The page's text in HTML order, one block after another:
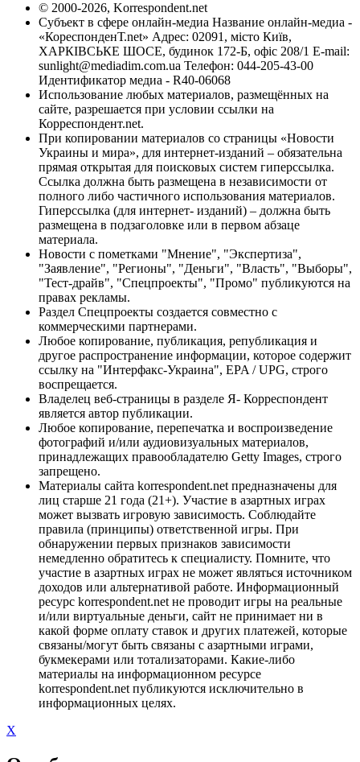
© 2000-2026, Korrespondent.net
Субъект в сфере онлайн-медиа Название онлайн-медиа -
«КореспонденТ.net» Адрес: 02091, місто Київ,
ХАРКІВСЬКЕ ШОСЕ, будинок 172-Б, офіс 208/1 E-mail:
sunlight@mediadim.com.ua Телефон: 044-205-43-00
Идентификатор медиа - R40-06068
Использование любых материалов, размещённых на
сайте, разрешается при условии ссылки на
Корреспондент.net.
При копировании материалов со страницы «Новости
Украины и мира», для интернет-изданий – обязательна
прямая открытая для поисковых систем гиперссылка.
Ссылка должна быть размещена в независимости от
полного либо частичного использования материалов.
Гиперссылка (для интернет- изданий) – должна быть
размещена в подзаголовке или в первом абзаце
материала.
Новости с пометками "Мнение", "Экспертиза",
"Заявление", "Регионы", "Деньги", "Власть", "Выборы",
"Тест-драйв", "Спецпроекты", "Промо" публикуются на
правах рекламы.
Раздел Спецпроекты создается совместно с
коммерческими партнерами.
Любое копирование, публикация, републикация и
другое распространение информации, которое содержит
ссылку на "Интерфакс-Украина", EPA / UPG, строго
воспрещается.
Владелец веб-страницы в разделе Я- Корреспондент
является автор публикации.
Любое копирование, перепечатка и воспроизведение
фотографий и/или аудиовизуальных материалов,
принадлежащих правообладателю Getty Images, строго
запрещено.
Материалы сайта korrespondent.net предназначены для
лиц старше 21 года (21+). Участие в азартных играх
может вызвать игровую зависимость. Соблюдайте
правила (принципы) ответственной игры. При
обнаружении первых признаков зависимости
немедленно обратитесь к специалисту. Помните, что
участие в азартных играх не может являться источником
доходов или альтернативой работе. Информационный
ресурс korrespondent.net не проводит игры на реальные
и/или виртуальные деньги, сайт не принимает ни в
какой форме оплату ставок и других платежей, которые
связаны/могут быть связаны с азартными играми,
букмекерами или тотализаторами. Какие-либо
материалы на информационном ресурсе
korrespondent.net публикуются исключительно в
информационных целях.
X